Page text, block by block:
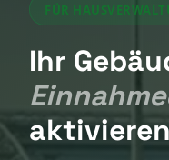
FÜR
Ihr